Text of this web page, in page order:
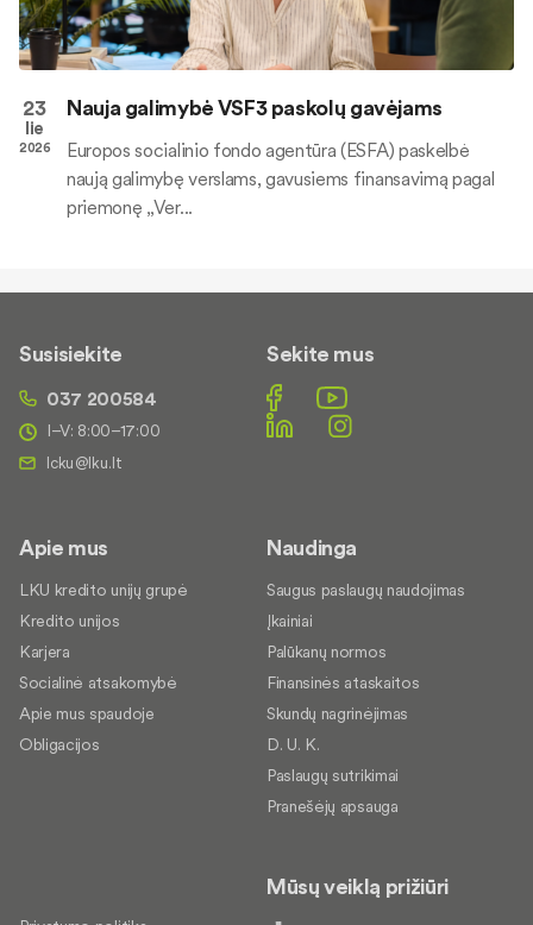
23
lie
2026
Nauja galimybė VSF3 paskolų gavėjams
Europos socialinio fondo agentūra (ESFA) paskelbė
naują galimybę verslams, gavusiems finansavimą pagal
priemonę „Ver...
Susisiekite
037 200584
I–V: 8:00–17:00
Sekite mus
Apie mus
LKU kredito unijų grupė
Kredito unijos
Karjera
Socialinė atsakomybė
Apie mus spaudoje
Obligacijos
Naudinga
Saugus paslaugų naudojimas
Įkainiai
Palūkanų normos
Finansinės ataskaitos
Skundų nagrinėjimas
D. U. K.
Paslaugų sutrikimai
Pranešėjų apsauga
Mūsų veiklą prižiūri